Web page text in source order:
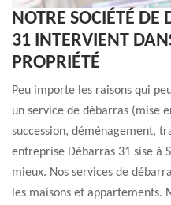
NOTRE SOCIÉTÉ DE
31 INTERVIENT
PROPRIÉTÉ
Peu importe les raisons qui
un service de débarras (mise
succession, déménagement,
entreprise Débarras 31 sise à
mieux. Nos services de
les maisons et appartements.